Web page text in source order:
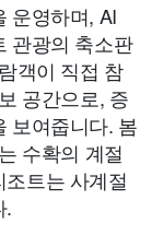
운영하며, AI
관광의 축소판
객이 직접 참
공간으로, 증
보여줍니다. 봄
수확의 계절
트는 사계절
.